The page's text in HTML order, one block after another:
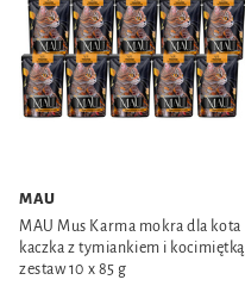
MAU
MAU Mus Karma mokra dla kota
kaczka z tymiankiem i kocimiętką
zestaw 10 x 85 g